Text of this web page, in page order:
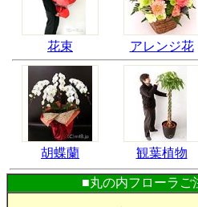
花束 アレンジ花
胡蝶蘭 観葉植物
■丸の内フローラご